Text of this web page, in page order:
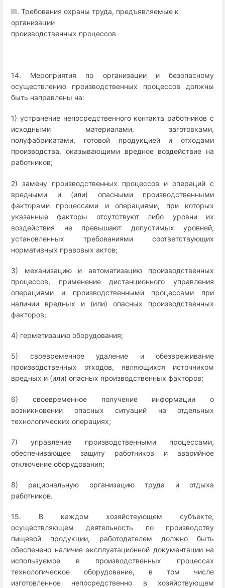
III. Требования охраны труда, предъявляемые к
организации
производственных процессов
14. Мероприятия по организации и безопасному
осуществлению производственных процессов должны
быть направлены на:
1) устранение непосредственного контакта работников с
исходными материалами, заготовками,
полуфабрикатами, готовой продукцией и отходами
производства, оказывающими вредное воздействие на
работников;
2) замену производственных процессов и операций с
вредными и (или) опасными производственными
факторами процессами и операциями, при которых
указанные факторы отсутствуют либо уровни их
воздействия не превышают допустимых уровней,
установленных требованиями соответствующих
нормативных правовых актов;
3) механизацию и автоматизацию производственных
процессов, применение дистанционного управления
операциями и производственными процессами при
наличии вредных и (или) опасных производственных
факторов;
4) герметизацию оборудования;
5) своевременное удаление и обезвреживание
производственных отходов, являющихся источником
вредных и (или) опасных производственных факторов;
6) своевременное получение информации о
возникновении опасных ситуаций на отдельных
технологических операциях;
7) управление производственными процессами,
обеспечивающее защиту работников и аварийное
отключение оборудования;
8) рациональную организацию труда и отдыха
работников.
15. В каждом хозяйствующем субъекте,
осуществляющем деятельность по производству
пищевой продукции, работодателем должно быть
обеспечено наличие эксплуатационной документации на
используемое в производственных процессах
технологическое оборудование, в том числе
изготовленное непосредственно в хозяйствующем